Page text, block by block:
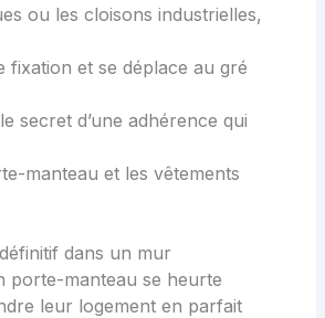
ou les cloisons industrielles,
fixation et se déplace au gré
secret d’une adhérence qui
manteau et les vêtements
dans un mur
porte-manteau se heurte
leur logement en parfait